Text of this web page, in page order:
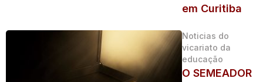
em Curitiba
Noticias do
vicariato da
educação
O SEMEADOR